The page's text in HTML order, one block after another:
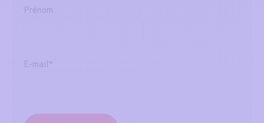
Prénom
E-mail*